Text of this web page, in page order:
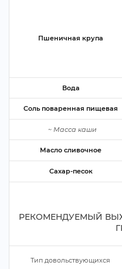
Пшеничная крупа
ода
Соль поваренная пищевая
~ Масса каши
Масло сливочное
Сахар-песок
РЕКОМЕНДУЕМЫЙ
Тип довольствующихся